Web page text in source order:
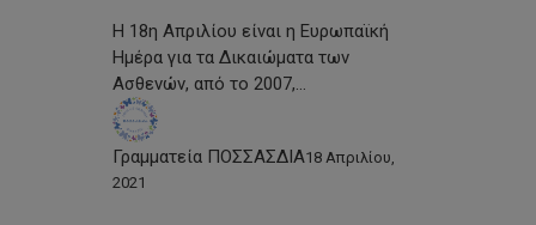
Η 18η Απριλίου είναι η Ευρωπαϊκή
Ημέρα για τα Δικαιώματα των
Ασθενών, από το 2007,…
Γραμματεία ΠΟΣΣΑΣΔΙΑ18 Απριλίου,
2021